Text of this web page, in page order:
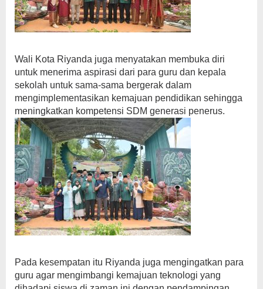
Wali Kota Riyanda juga menyatakan membuka diri
untuk menerima aspirasi dari para guru dan kepala
sekolah untuk sama-sama bergerak dalam
mengimplementasikan kemajuan pendidikan sehingga
meningkatkan kompetensi SDM generasi penerus.
Pada kesempatan itu Riyanda juga mengingatkan para
guru agar mengimbangi kemajuan teknologi yang